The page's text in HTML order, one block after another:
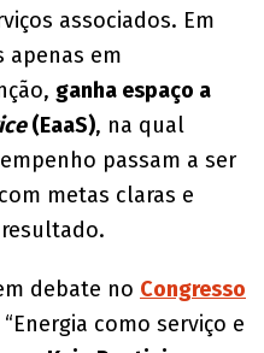
associados. Em
apenas em
ganha espaço a
(EaaS), na qual
passam a ser
metas claras e
debate no Congresso
como serviço e